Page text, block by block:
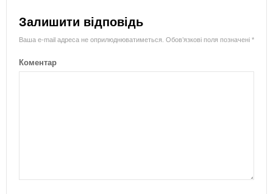
Залишити відповідь
Ваша e-mail адреса не оприлюднюватиметься. Обов’язкові поля позначені *
Коментар